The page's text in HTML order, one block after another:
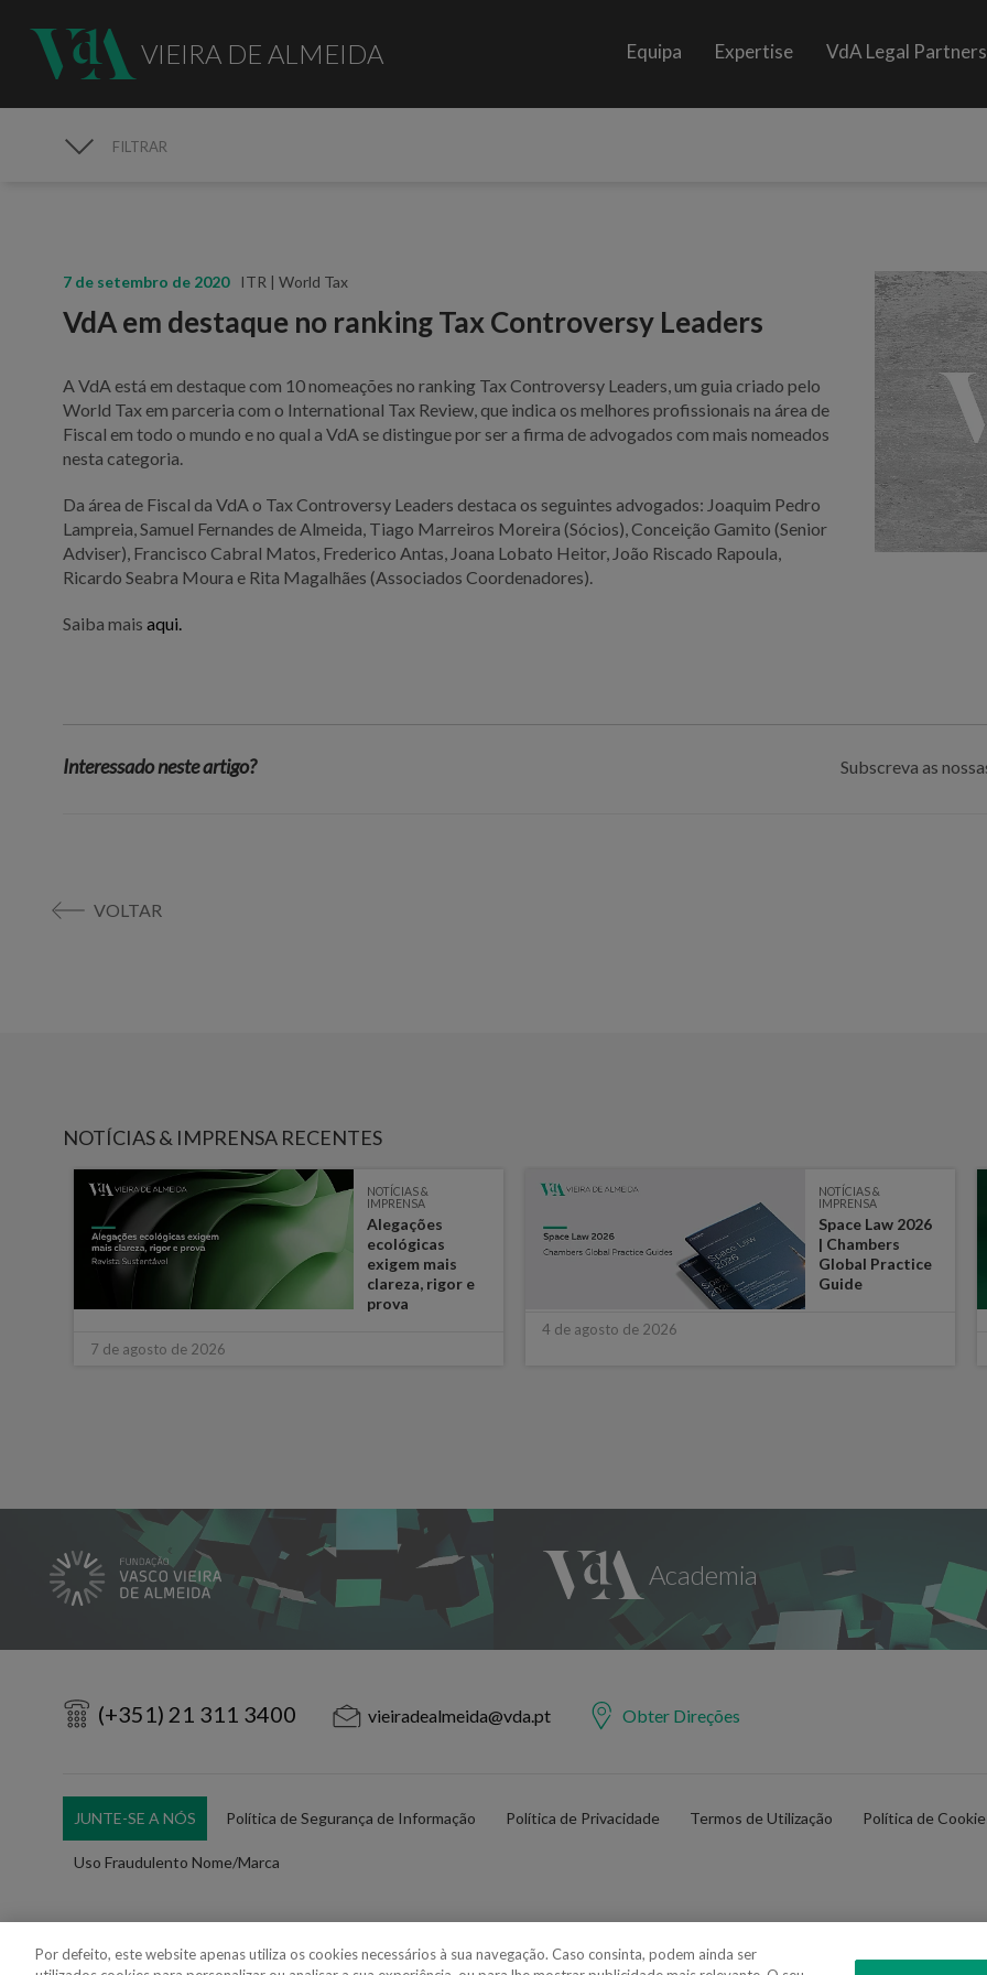
VIEIRA DE ALMEIDA Equipa Expertise VdA Legal Partners
FILTRAR
7 de setembro de 2020 ITR | World Tax
VdA em destaque no ranking Tax Controversy Leaders
A VdA está em destaque com 10 nomeações no ranking Tax Controversy Leaders, um guia criado pelo
World Tax em parceria com o International Tax Review, que indica os melhores profissionais na área de
Fiscal em todo o mundo e no qual a VdA se distingue por ser a firma de advogados com mais nomeados
nesta categoria.
Da área de Fiscal da VdA o Tax Controversy Leaders destaca os seguintes advogados: Joaquim Pedro
Lampreia, Samuel Fernandes de Almeida, Tiago Marreiros Moreira (Sócios), Conceição Gamito (Senior
Adviser), Francisco Cabral Matos, Frederico Antas, Joana Lobato Heitor, João Riscado Rapoula,
Ricardo Seabra Moura e Rita Magalhães (Associados Coordenadores).
Saiba maisaqui.
Interessado neste artigo? Subscreva as
VOLTAR
NOTÍCIAS & IMPRENSA RECENTES
NOTÍCIAS &
IMPRENSA
Alegações
ecológicas
exigem mais
clareza, rigor e
prova
7 de agosto de 2026
NOTÍCIAS &
IMPRENSA
Space Law 2026
| Chambers
Global Practice
Guide
4 de agosto de 2026
(+351) 21 311 3400 vieiradealmeida@vda.pt Obter Direções
JUNTE-SE A NÓS Política de Segurança de Informação Política de Privacidade Termos de Utilização Política de
Uso Fraudulento Nome/Marca
Por defeito, este website apenas utiliza os cookies necessários à sua navegação. Caso consinta, podem ainda ser